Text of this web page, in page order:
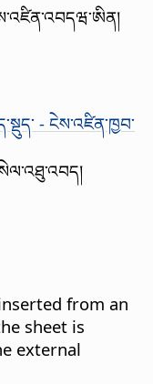
- ངེས་འཛིན་ཁྱབ་
from an
sheet is
external